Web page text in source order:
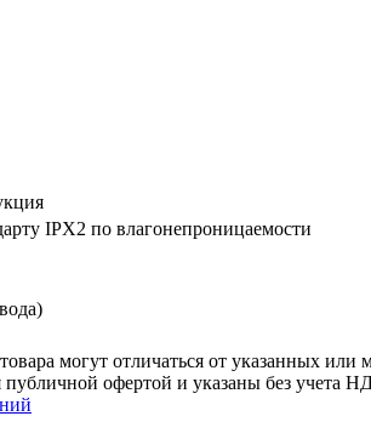
IPX2 по влагонепроницаемости
могут отличаться от указанных или
офертой и указаны без учета